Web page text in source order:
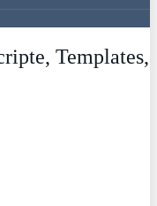
Templates,